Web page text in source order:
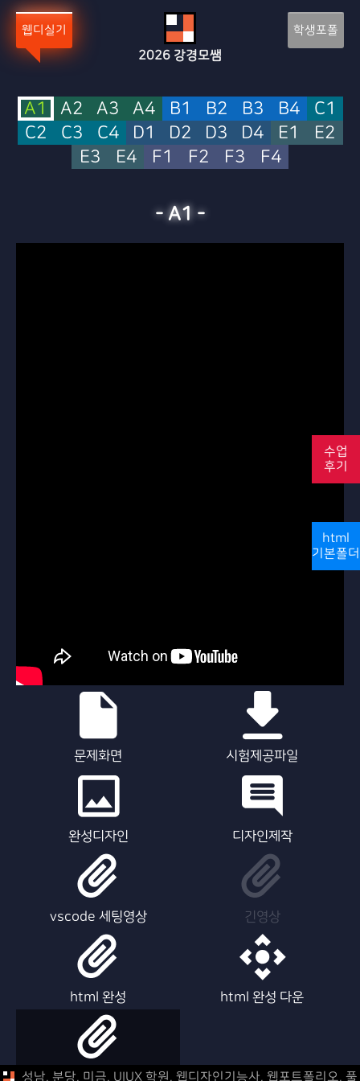
웹디실기 학생포폴
2026 강경모쌤
A1 A2 A3 A4 B1 B2 B3 B4
C1
C2
C3 C4 D1 D2 D3 D4 E1
E2
E3
E4 F1 F2 F3 F4
-A1 -
문제화면 시험제공파일
완성디자인 디자인제작
vscode 세팅영상 긴영상
html 완성 html 완성 다운
html 제작영상
수업
후기
html
기본폴더
성남, 분당, 미금, UIUX 학원, 웹디자인기능사, 웹포트폴리오, 풀